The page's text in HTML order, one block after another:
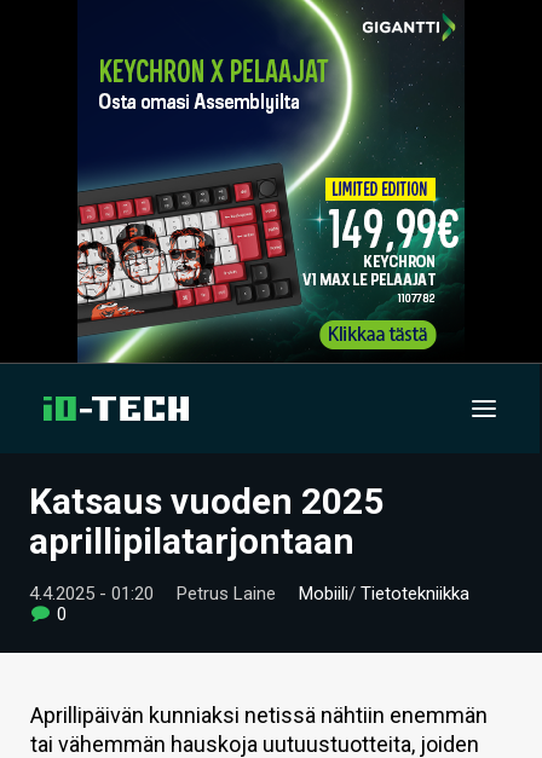
UUTISET
VIDEOT
TIETOA
Katsaus vuoden 2025
aprillipilatarjontaan
4.4.2025 - 01:20 Petrus Laine Mobiili/ Tietotekniikka
0
Aprillipäivän kunniaksi netissä nähtiin enemmän
tai vähemmän hauskoja uutuustuotteita, joiden